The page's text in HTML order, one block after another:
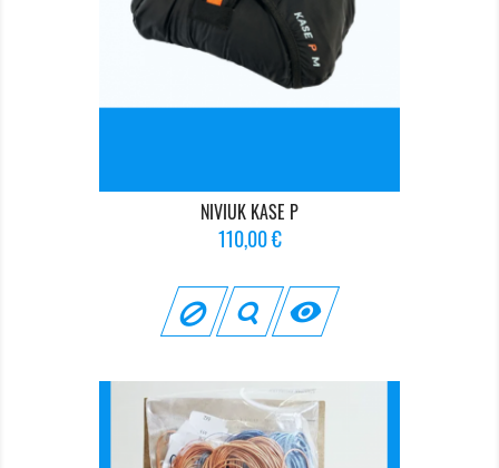
NIVIUK KASE P
Prix
110,00 €
